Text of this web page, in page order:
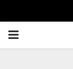
PRIMARY